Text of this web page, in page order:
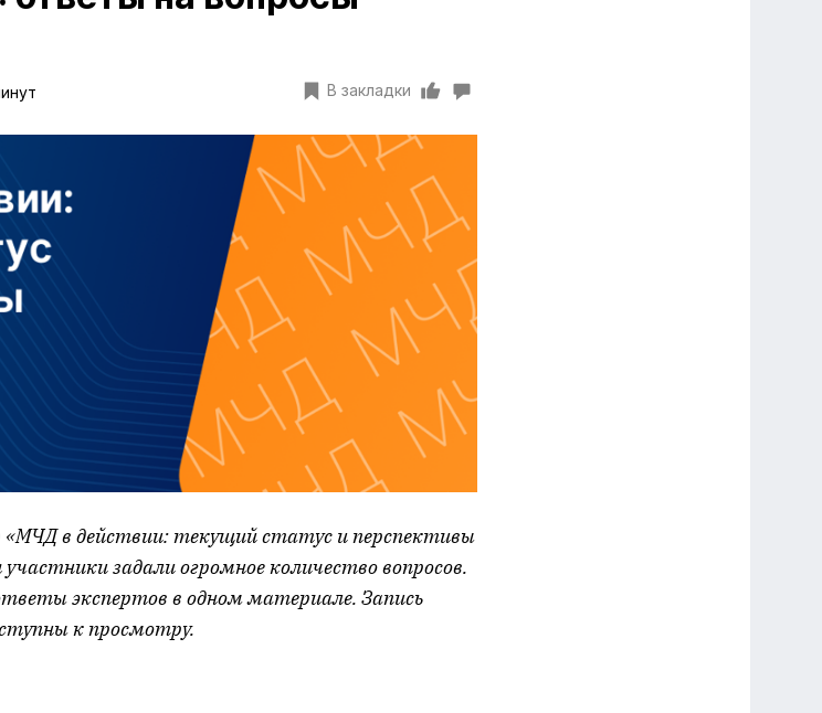
В закладки
«МЧД в действии: текущий статус и перспективы
задали огромное количество вопросов.
экспертов в одном материале. Запись
к просмотру.